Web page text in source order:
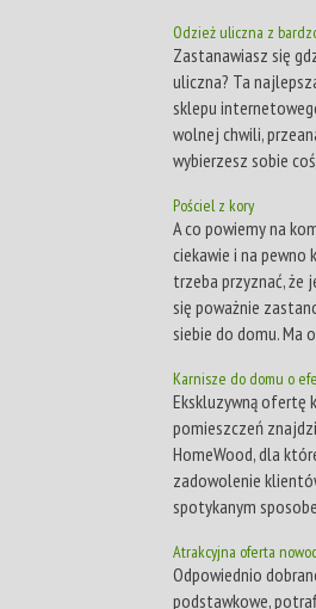
Odzież uliczna z
Zastanawiasz się
uliczna? Ta
sklepu
wolnej chwili,
wybierzesz sobie
Pościel z kory
A co powiemy na
ciekawie i na pewno
trzeba przyznać, że
się poważnie
siebie do domu. Ma
Karnisze do domu o
Ekskluzywną ofertę
pomieszczeń
HomeWood, dla
zadowolenie
spotykanym
Atrakcyjna oferta
Odpowiednio
podstawkowe,